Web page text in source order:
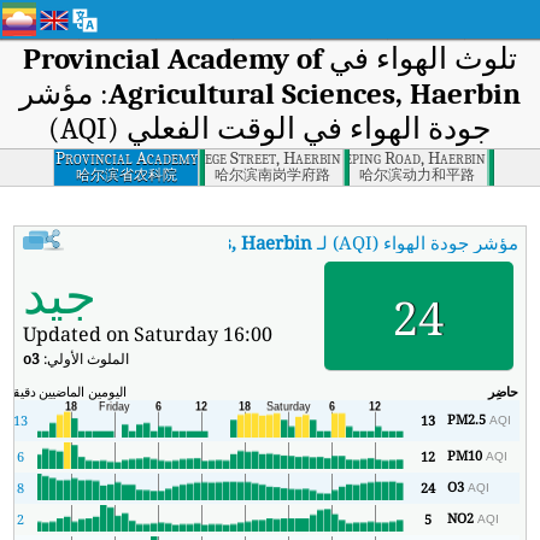
تلوث الهواء فيProvincial Academy of
Agricultural Sciences, Haerbin: مؤشر
جودة الهواء في الوقت الفعلي (AQI)
Provincial Academy
of Agricultural
Sciences, Haerbin
哈尔滨省农科院
Nangang College Street, Haerbin
哈尔滨南岗学府路
Dongli Heping Road, Haerbin
哈尔滨动力和平路
مؤشر جودة الهواء (AQI) لـ of Agricultural Sciences, Haerbin
24 جيد
Updated on Saturday 16:00
الملوث الأولي:o3
حاضِر اليومين الماضيين دقيقة
PM2.5AQI
13
13
PM10AQI
12
6
O3AQI
24
8
NO2AQI
5
2